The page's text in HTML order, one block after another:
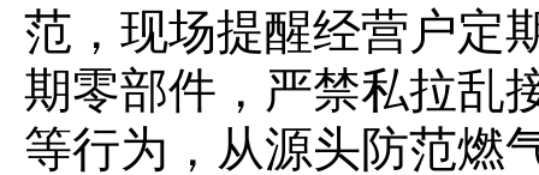
范，现场提醒经营户定
期零部件，严禁私拉乱
等行为，从源头防范燃